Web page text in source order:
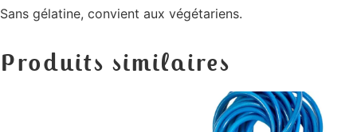
Sans gélatine, convient aux végétariens.
Produits similaires